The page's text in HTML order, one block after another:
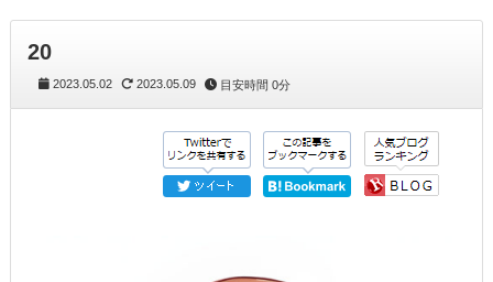
20
2023.05.02 2023.05.09 目安時間 0分